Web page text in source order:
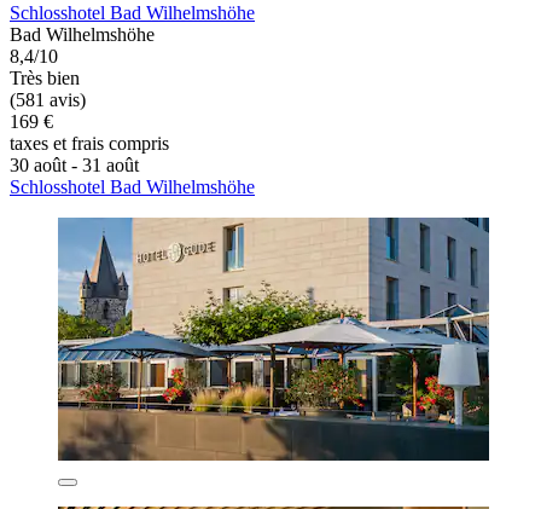
Schlosshotel Bad Wilhelmshöhe
Bad Wilhelmshöhe
8,4/10
Très bien
(581 avis)
169 €
taxes et frais compris
30 août - 31 août
Schlosshotel Bad Wilhelmshöhe